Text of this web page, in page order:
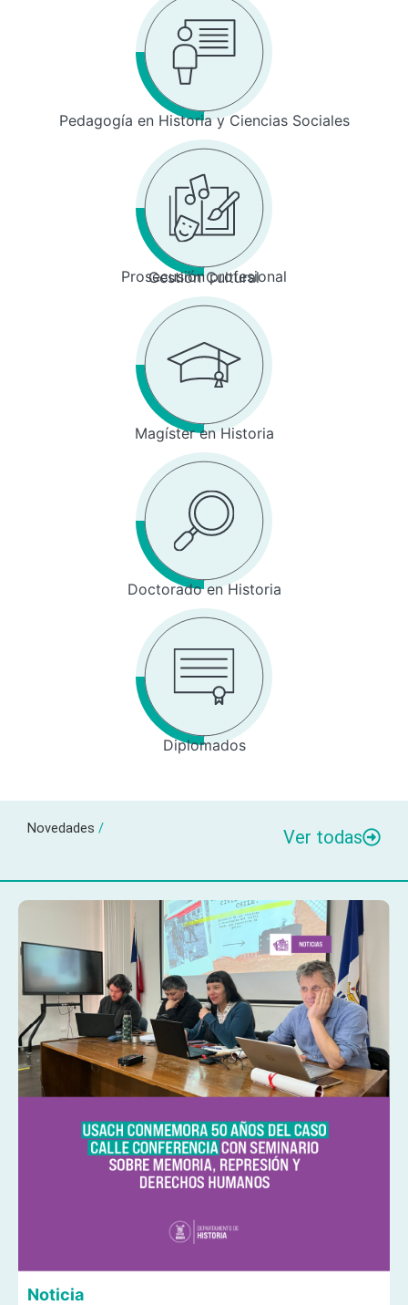
Pedagogía en Historia y Ciencias Sociales
Prosecusión profesional
Gestión Cultural
Magíster en Historia
Doctorado en Historia
Diplomados
Novedades / Ver todas
Noticia